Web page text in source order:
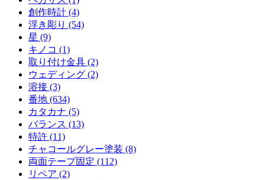
創作時計 (4)
浮き彫り (54)
星 (9)
キノコ (1)
取り付け金具 (2)
ウェディング (2)
溶接 (3)
番地 (634)
カタカナ (5)
バランス (13)
特許 (11)
チャコールグレー塗装 (8)
両面テープ固定 (112)
リペア (2)